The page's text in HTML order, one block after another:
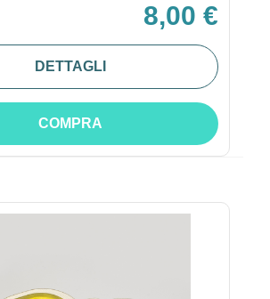
8,00 €
DETTAGLI
COMPRA